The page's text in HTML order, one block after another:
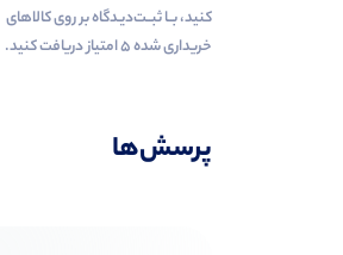
کنید، بــا ثبــت‌دیـدگاه بر روی کالاهای
خریداری شده ۵ امتیاز دریافت کنید.
پرسش‌ها